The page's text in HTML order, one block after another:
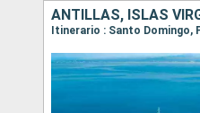
ANTILLAS, ISLAS